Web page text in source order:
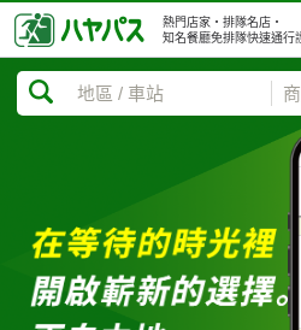
熱門店家・排隊名店・
知名餐廳免排隊快速通行